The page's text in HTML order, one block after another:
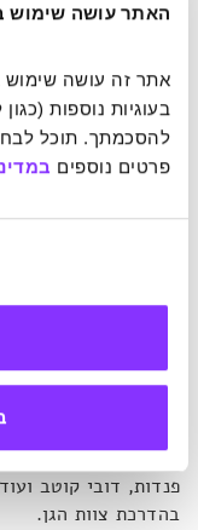
האתר עושה שימוש
פרטים נוספים
גן החיות של סן דייגו
שהועלה אי פעם
המשדרות בשידור חי
פנדות, דובי קוטב
בהדרכת צוות הגן.